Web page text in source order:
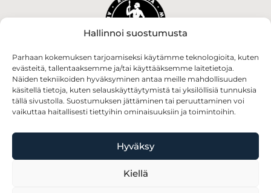
Hallinnoi suostumusta
Parhaan kokemuksen tarjoamiseksi käytämme teknologioita, kuten
evästeitä, tallentaaksemme ja/tai käyttääksemme laitetietoja.
Näiden tekniikoiden hyväksyminen antaa meille mahdollisuuden
käsitellä tietoja, kuten selauskäyttäytymistä tai yksilöllisiä tunnuksia
tällä sivustolla. Suostumuksen jättäminen tai peruuttaminen voi
vaikuttaa haitallisesti tiettyihin ominaisuuksiin ja toimintoihin.
Hyväksy
Kiellä
Toimistomme asianajajat kuuluvat Suomen
Asianajajiin.